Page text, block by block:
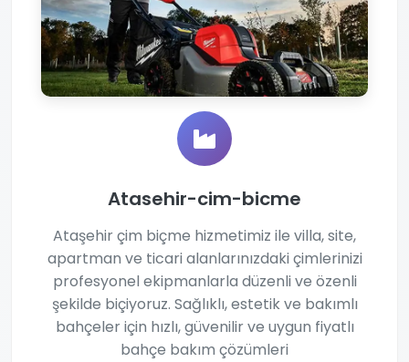
Atasehir-cim-bicme
Ataşehir çim biçme hizmetimiz ile villa, site,
apartman ve ticari alanlarınızdaki çimlerinizi
profesyonel ekipmanlarla düzenli ve özenli
şekilde biçiyoruz. Sağlıklı, estetik ve bakımlı
bahçeler için hızlı, güvenilir ve uygun fiyatlı
bahçe bakım çözümleri